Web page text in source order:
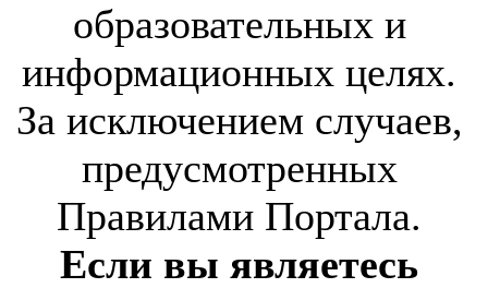
образовательных и
информационных целях.
За исключением случаев,
предусмотренных
Правилами Портала.
Если вы являетесь